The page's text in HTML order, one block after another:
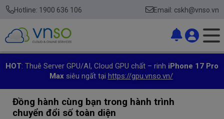
Hotline: 1900 636 106 Email: cskh@vnso.vn
HOT: Thuê Server GPU/AI, Cloud GPU chất – rinh iPhone 17 Pro
Maxsiêu ngất tại https://gpu.vnso.vn/
Đồng hành cùng bạn trong hành trình
chuyển đổi số toàn diện